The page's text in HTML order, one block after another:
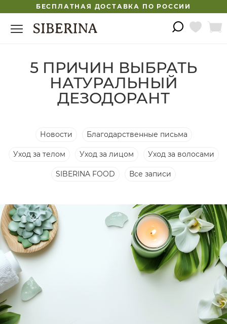
БЕСПЛАТНАЯ ДОСТАВКА ПО РОССИИ
5 ПРИЧИН ВЫБРАТЬ
НАТУРАЛЬНЫЙ
ДЕЗОДОРАНТ
Новости Благодарственные письма
Уход за телом Уход за лицом Уход за волосами
SIBERINA FOOD Все записи